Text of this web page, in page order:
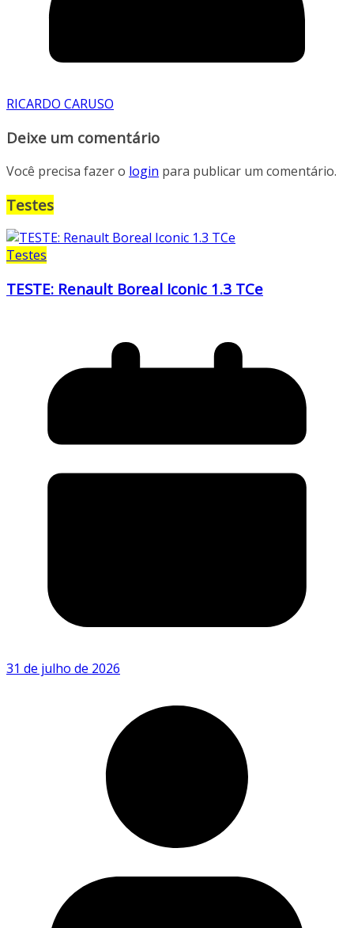
RICARDO CARUSO
Deixe um comentário
Você precisa fazer o login para publicar um comentário.
Testes
Testes
TESTE: Renault Boreal Iconic 1.3 TCe
31 de julho de 2026